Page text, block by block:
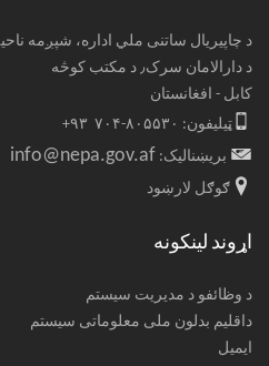
د چاپیریال ساتنی ملي اداره، شپږمه
د دارالامان سرک٫ د مکتب کوڅه
کابل - افغانستان
ټیلیفون: ۸۰۵۵۳۰-۷۰۴ ۹۳+
بریښنالیک: info@nepa.gov.af
ګوګل لارښود
اړوند لینکونه
د وظائفو د مدیریت سیستم
داقلیم بدلون ملی معلوماتی سیستم
ایمیل